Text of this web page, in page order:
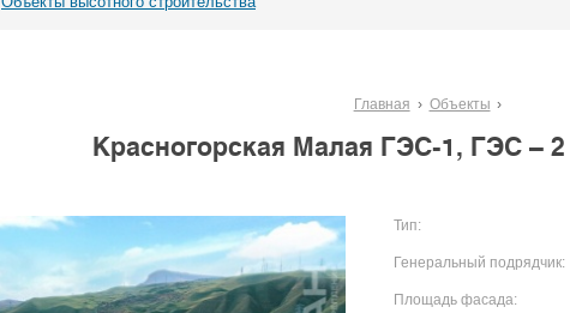
Главная Объекты
Красногорская Малая ГЭС-1, ГЭС –
Тип:
Генеральный подрядчик:
Площадь фасада: